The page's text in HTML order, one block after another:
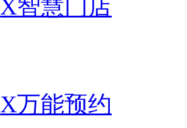
X智慧门店
X万能预约